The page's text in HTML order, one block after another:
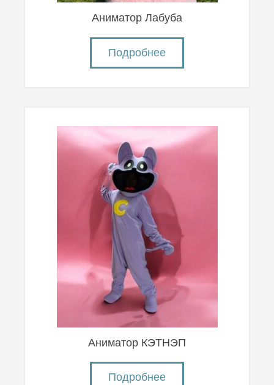
Аниматор Лабуба
Подробнее
Аниматор КЭТНЭП
Подробнее